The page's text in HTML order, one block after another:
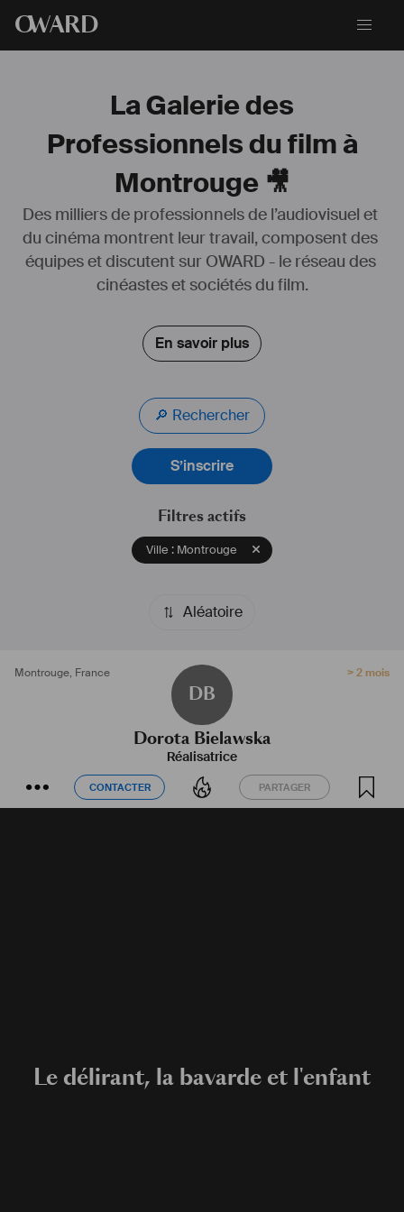
OWARD
La Galerie des
Professionnels du film à
Montrouge 🎥
Des milliers de professionnels de l’audiovisuel et
du cinéma montrent leur travail, composent des
équipes et discutent sur OWARD - le réseau des
cinéastes et sociétés du film.
En savoir plus
🔎 Rechercher
S’inscrire
Filtres actifs
Ville : Montrouge
Aléatoire
Montrouge, France
DB
> 2 mois
Dorota Bielawska
Réalisatrice
CONTACTER PARTAGER
CONTACTER PARTAGER
Le délirant, la bavarde et l'enfant